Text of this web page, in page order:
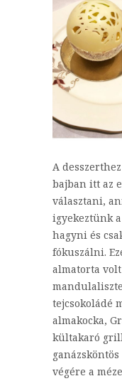
A
bajban itt az
választani,
igyekeztünk
hagyni és
fókuszálni.
almatorta
tejcsokoládé
almakocka,
kültakaró
végére a